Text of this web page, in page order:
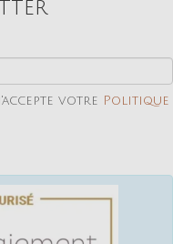
votre